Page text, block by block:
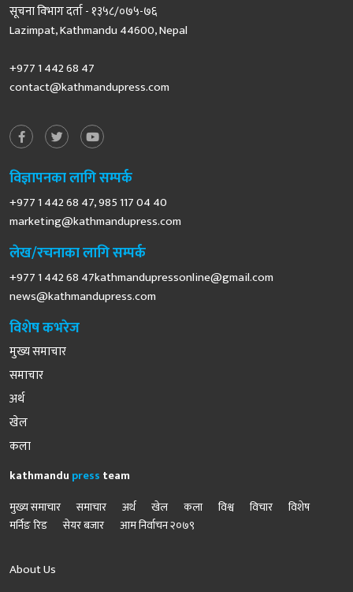
सूचना विभाग दर्ता - १३५८/०७५-७६
Lazimpat, Kathmandu 44600, Nepal
+977 1 442 68 47
contact@kathmandupress.com
विज्ञापनका लागि सम्पर्क
+977 1 442 68 47, 985 117 04 40
marketing@kathmandupress.com
लेख/रचनाका लागि सम्पर्क
+977 1 442 68 47kathmandupressonline@gmail.com
news@kathmandupress.com
विशेष कभरेज
मुख्य समाचार
समाचार
अर्थ
खेल
कला
kathmandu press team
मुख्य समाचार
समाचार अर्थ खेल कला विश्व विचार
विशेष
मर्निङ रिड
सेयर बजार आम निर्वाचन २०७९
About Us